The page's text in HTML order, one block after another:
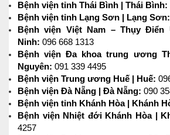
Bệnh viện tỉnh Thái Bình | Thái Bình:
Bệnh viện tỉnh Lạng Sơn | Lạng Sơn:
Bệnh viện Việt Nam – Thụy Điển
Ninh: 096 668 1313
Bệnh viện Đa khoa trung ương
Nguyên: 091 339 4495
Bệnh viện Trung ương Huế | Huế:
Bệnh viện Đà Nẵng | Đà Nẵng: 090
Bệnh viện tỉnh Khánh Hòa | Khánh
Bệnh viện Nhiệt đới Khánh Hòa |
4257